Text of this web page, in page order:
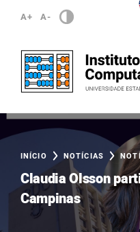
A+ A-
INÍCIO NOTÍCIAS
Claudia Olsson
Campinas